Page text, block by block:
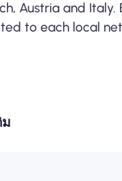
Austria and Italy.
to each local
ม